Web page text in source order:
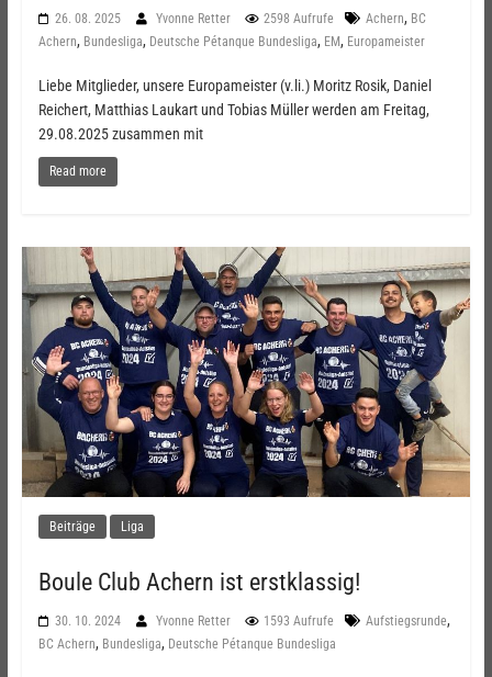
26. 08. 2025 Yvonne Retter 2598 Aufrufe Achern, BC
Achern, Bundesliga, Deutsche Pétanque Bundesliga, EM, Europameister
Liebe Mitglieder, unsere Europameister (v.li.) Moritz Rosik, Daniel
Reichert, Matthias Laukart und Tobias Müller werden am Freitag,
29.08.2025 zusammen mit
Read more
Beiträge Liga
Boule Club Achern ist erstklassig!
30. 10. 2024 Yvonne Retter 1593 Aufrufe Aufstiegsrunde,
BC Achern, Bundesliga, Deutsche Pétanque Bundesliga